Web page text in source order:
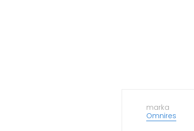
marka
Omnires